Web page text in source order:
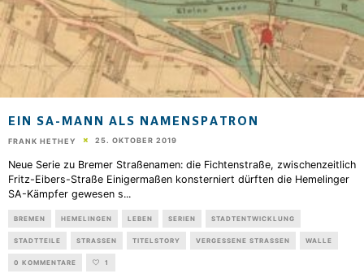
EIN SA-MANN ALS NAMENSPATRON
FRANK HETHEY 25. OKTOBER 2019
Neue Serie zu Bremer Straßenamen: die Fichtenstraße, zwischenzeitlich
Fritz-Eibers-Straße Einigermaßen konsterniert dürften die Hemelinger
SA-Kämpfer gewesen s...
BREMEN HEMELINGEN LEBEN SERIEN STADTENTWICKLUNG
STADTTEILE STRASSEN TITELSTORY VERGESSENE STRASSEN WALLE
0 KOMMENTARE 1